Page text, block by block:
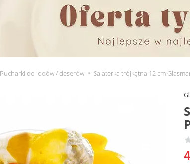
Pucharki do lodów / deserów Salaterka trójkątna 12 cm